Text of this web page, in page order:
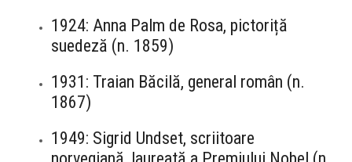
1924: Anna Palm de Rosa, pictoriță
suedeză (n. 1859)
1931: Traian Băcilă, general român (n.
1867)
1949: Sigrid Undset, scriitoare